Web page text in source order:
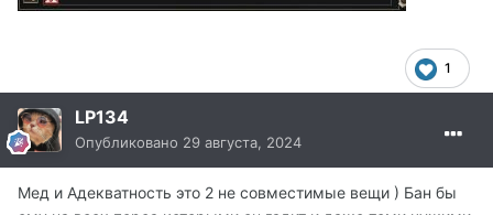
1
LP134
Опубликовано 29 августа, 2024
Мед и Адекватность это 2 не совместимые вещи ) Бан бы